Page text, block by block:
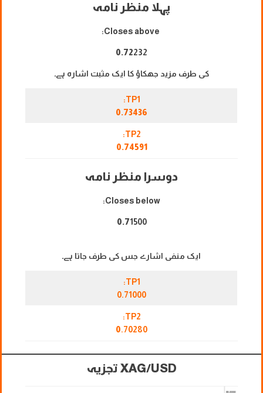
پہلا منظر نامہ
0.72232
کی طرف مزید جھکاؤ کا ایک مثبت اشارہ ہے۔
TP1:
0.73436
TP2:
0.74591
دوسرا منظر نامہ
Closes below:
0.71500
ایک منفی اشارے جس کی طرف جاتا ہے۔
TP1:
0.71000
TP2:
0.70280
XAG/USD تجزیہ